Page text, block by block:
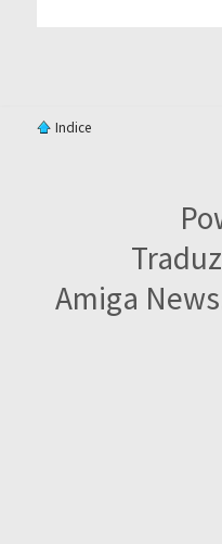
Indice
Amiga